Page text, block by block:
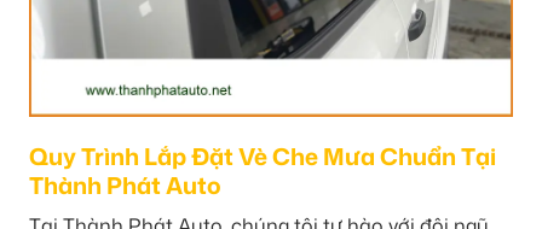
Quy Trình Lắp Đặt Vè Che Mưa Chuẩn Tại
Thành Phát Auto